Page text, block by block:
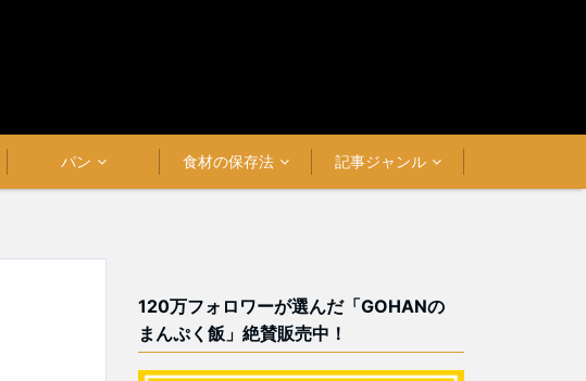
パン 食材の保存法 記事ジャンル
120万フォロワーが選んだ「GOHANの
まんぷく飯」絶賛販売中！